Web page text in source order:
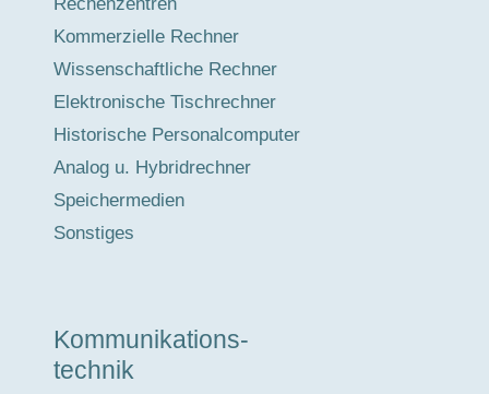
Kommerzielle Rechner
Wissenschaftliche Rechner
Elektronische Tischrechner
Historische Personalcomputer
Analog u. Hybridrechner
Speichermedien
Sonstiges
Kommunikations-
technik